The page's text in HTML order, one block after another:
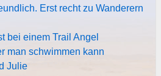
Erst recht zu Wanderern
bei einem Trail Angel
man schwimmen kann
Julie